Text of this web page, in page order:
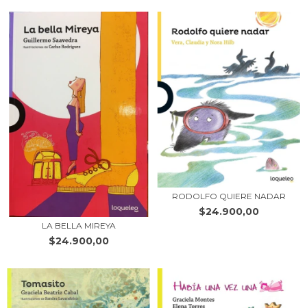
LA BELLA MIREYA
$24.900,00
RODOLFO QUIERE NADAR
$24.900,00